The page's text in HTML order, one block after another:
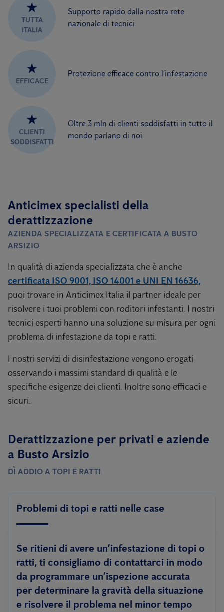
★
TUTTA
ITALIA
Supporto rapido dalla nostra rete
nazionale di tecnici
★
EFFICACE
Protezione efficace contro l’infestazione
★
CLIENTI
SODDISFATTI
Oltre 3 mln di clienti soddisfatti in tutto il
mondo parlano di noi
Anticimex specialisti della
derattizzazione
AZIENDA SPECIALIZZATA E CERTIFICATA A BUSTO
ARSIZIO
In qualità di azienda specializzata che è anche
certificata ISO 9001, ISO 14001 e UNI EN 16636,
puoi trovare in Anticimex Italia il partner ideale per
risolvere i tuoi problemi con roditori infestanti. I nostri
tecnici esperti hanno una soluzione su misura per ogni
problema di infestazione da topi e ratti.
I nostri servizi di disinfestazione vengono erogati
osservando i massimi standard di qualità e le
specifiche esigenze dei clienti. Inoltre sono efficaci e
sicuri.
Derattizzazione per privati ​​e aziende
a Busto Arsizio
DÌ ADDIO A TOPI E RATTI
Problemi di topi e ratti nelle case
Se ritieni di avere un’infestazione di topi o
ratti, ti consigliamo di contattarci in modo
da programmare un’ispezione accurata
per determinare la gravità della situazione
e risolvere il problema nel minor tempo